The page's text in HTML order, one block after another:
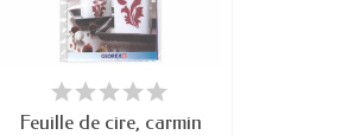
EN STOCK
Feuille de cire, carmin